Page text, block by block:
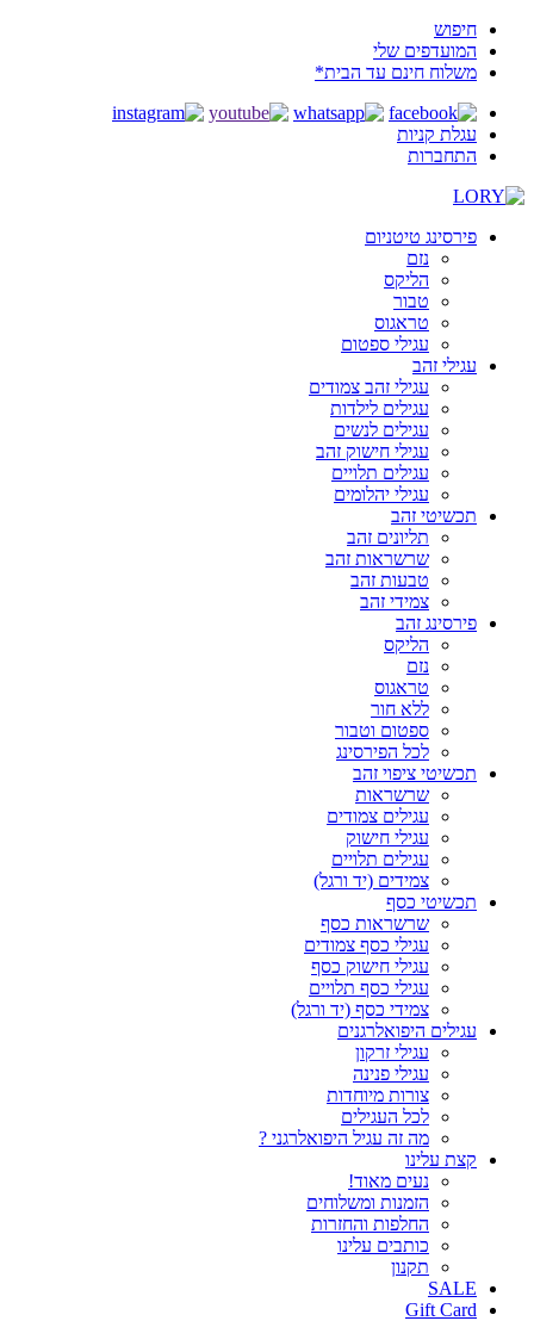
חיפוש
המועדפים שלי
משלוח חינם עד הבית*
עגלת קניות
התחברות
פירסינג טיטניום
נזם
הליקס
טבור
טראגוס
עגילי ספטום
עגילי זהב
עגילי זהב צמודים
עגילים לילדות
עגילים לנשים
עגילי חישוק זהב
עגילים תלויים
עגילי יהלומים
תכשיטי זהב
תליונים זהב
שרשראות זהב
טבעות זהב
צמידי זהב
פירסינג זהב
הליקס
נזם
טראגוס
ללא חור
ספטום וטבור
לכל הפירסינג
תכשיטי ציפוי זהב
שרשראות
עגילים צמודים
עגילי חישוק
עגילים תלויים
צמידים (יד ורגל)
תכשיטי כסף
שרשראות כסף
עגילי כסף צמודים
עגילי חישוק כסף
עגילי כסף תלויים
צמידי כסף (יד ורגל)
עגילים היפואלרגנים
עגילי זרקון
עגילי פנינה
צורות מיוחדות
לכל העגילים
מה זה עגיל היפואלרגני ?
קצת עלינו
נעים מאוד!
הזמנות ומשלוחים
החלפות והחזרות
כותבים עלינו
תקנון
SALE
Gift Card